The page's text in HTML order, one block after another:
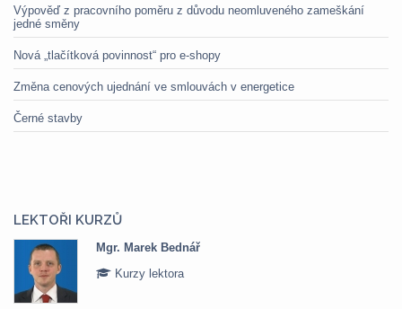
Výpověď z pracovního poměru z důvodu neomluveného zameškání
jedné směny
Nová „tlačítková povinnost“ pro e-shopy
Změna cenových ujednání ve smlouvách v energetice
Černé stavby
LEKTOŘI KURZŮ
Mgr. Marek Bednář
Kurzy lektora